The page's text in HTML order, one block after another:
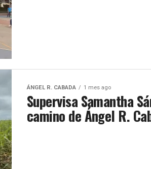
ÁNGEL R. CABADA 1 mes ago
Supervisa Samantha
camino de Ángel R.